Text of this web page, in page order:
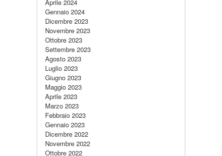
Aprile 2024
Gennaio 2024
Dicembre 2023
Novembre 2023
Ottobre 2023
Settembre 2023
Agosto 2023
Luglio 2023
Giugno 2023
Maggio 2023
Aprile 2023
Marzo 2023
Febbraio 2023
Gennaio 2023
Dicembre 2022
Novembre 2022
Ottobre 2022